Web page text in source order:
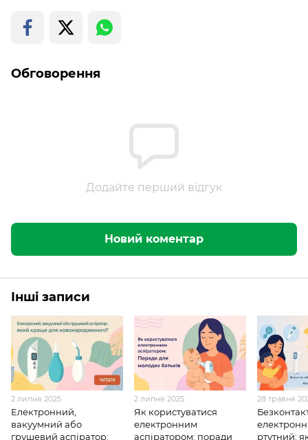
Обговорення
Додайте перший відгук
Новий коментар
Інші записи
2 липня 2025
Електронний,
вакуумний або
грушевий аспіратор:
2 липня 2025
Як користуватися
електронним
аспіратором: поради
28 травня
ртутний: